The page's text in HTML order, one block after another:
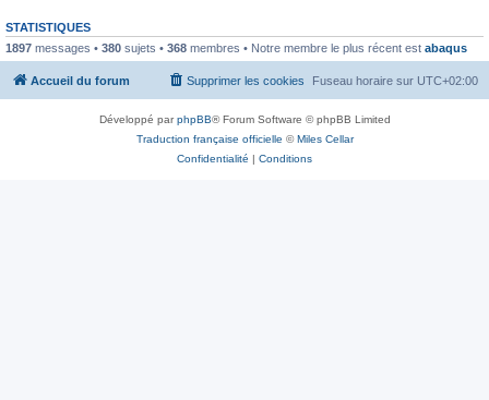
STATISTIQUES
1897 messages • 380 sujets • 368 membres • Notre membre le plus récent est abaqus
Accueil du forum Fuseau horaire sur UTC+02:00
Supprimer les cookies
Développé parphpBB® Forum Software © phpBB Limited
Traduction française officielle ©Miles Cellar
Confidentialité | Conditions